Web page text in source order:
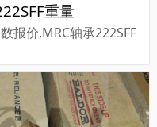
重量
报价,MRC轴承222SFF